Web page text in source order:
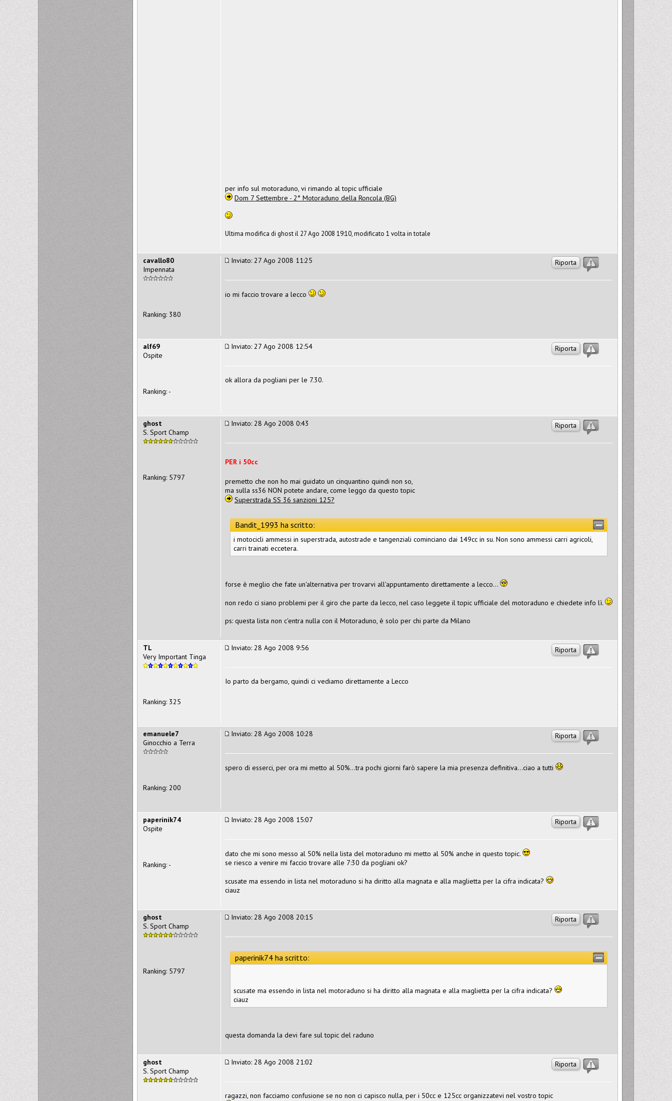
per info sul motoraduno, vi rimando al topic ufficiale
Dom 7 Settembre - 2° Motoraduno della Roncola (BG)
Ultima modifica di ghost il 27 Ago 2008 19:10, modificato 1 volta in totale
Riporta
Inviato: 27 Ago 2008 11:25
io mi faccio trovare a lecco
cavallo80
Impennata
Ranking: 380
Riporta
Inviato: 27 Ago 2008 12:54
ok allora da pogliani per le 7.30.
alf69
Ospite
Ranking: -
Riporta
Inviato: 28 Ago 2008 0:43
PER i 50cc
premetto che non ho mai guidato un cinquantino quindi non so,
ma sulla ss36 NON potete andare, come leggo da questo topic
Superstrada SS 36 sanzioni 125?
Bandit_1993 ha scritto:
i motocicli ammessi in superstrada, autostrade e tangenziali cominciano dai 149cc in su. Non sono ammessi carri agricoli,
carri trainati eccetera.
forse è meglio che fate un'alternativa per trovarvi all'appuntamento direttamente a lecco...
non redo ci siano problemi per il giro che parte da lecco, nel caso leggete il topic ufficiale del motoraduno e chiedete info lì.
ps: questa lista non c'entra nulla con il Motoraduno, è solo per chi parte da Milano
ghost
S. Sport Champ
Ranking: 5797
Riporta
Inviato: 28 Ago 2008 9:56
Io parto da bergamo, quindi ci vediamo direttamente a Lecco
TL
Very Important Tinga
Ranking: 325
Riporta
Inviato: 28 Ago 2008 10:28
spero di esserci, per ora mi metto al 50%...tra pochi giorni farò sapere la mia presenza definitiva...ciao a tutti
emanuele7
Ginocchio a Terra
Ranking: 200
Riporta
Inviato: 28 Ago 2008 15:07
dato che mi sono messo al 50% nella lista del motoraduno mi metto al 50% anche in questo topic.
se riesco a venire mi faccio trovare alle 7:30 da pogliani ok?
scusate ma essendo in lista nel motoraduno si ha diritto alla magnata e alla maglietta per la cifra indicata?
ciauz
paperinik74
Ospite
Ranking: -
Riporta
Inviato: 28 Ago 2008 20:15
paperinik74 ha scritto:
scusate ma essendo in lista nel motoraduno si ha diritto alla magnata e alla maglietta per la cifra indicata?
ciauz
questa domanda la devi fare sul topic del raduno
ghost
S. Sport Champ
Ranking: 5797
Riporta
Inviato: 28 Ago 2008 21:02
ragazzi, non facciamo confusione se no non ci capisco nulla, per i 50cc e 125cc organizzatevi nel vostro topic
ghost
S. Sport Champ